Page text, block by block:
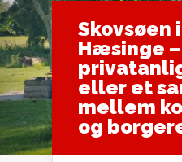
Skovsøen
Hæsinge
eller et
mellem
og